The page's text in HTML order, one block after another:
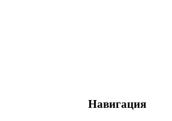
Навигация